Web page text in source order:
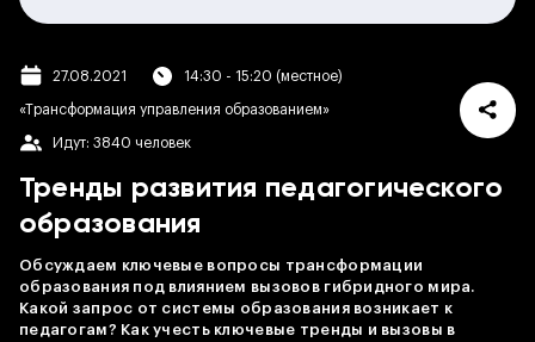
27.08.2021 14:30 - 15:20 (местное)
«Трансформация управления образованием»
Идут: 3840 человек
Тренды развития педагогического
образования
Обсуждаем ключевые вопросы трансформации
образования под влиянием вызовов гибридного мира.
Какой запрос от системы образования возникает к
педагогам? Как учесть ключевые тренды и вызовы в